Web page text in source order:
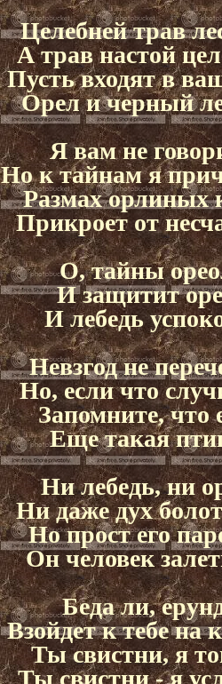
Целебней трав
А трав настой
Пусть входят в
Орел и черный
Я вам не
Но к тайнам я
Размах орлиных
Прикроет от
О, тайны
И защитит
И лебедь
Невзгод не
Но, если что
Запомните, что
Еще такая
Ни лебедь, ни
Ни даже дух
Но прост его
Он человек
Беда ли,
Взойдет к тебе на
Ты свистни, я
Ты свистни - я